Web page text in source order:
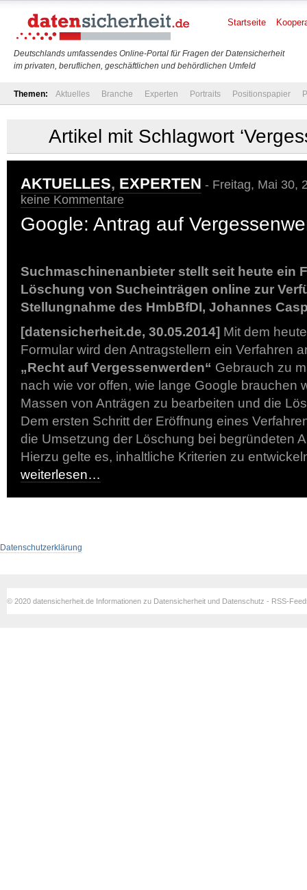
Deutschlands umfassendes Online-Portal für Fragen der Datensicherheit
im privaten, beruflichen, geschäftlichen und behördlichen Umfeld
Startseite
Themen: Aktuelles Branche Experten Portraits Positionspapier
Artikel mit Schlagwort
AKTUELLES, EXPERTEN - Freitag, Mai 30,
keine Kommentare
Google: Antrag auf
Suchmaschinenanbieter stellt seit heute ein
Löschung von Sucheinträgen online zur
Stellungnahme des HmbBfDI, Johannes
[datensicherheit.de, 30.05.2014] Mit dem
Formular wird den Antragstellern ein Verfahren
„Recht auf Vergessenwerden“ Gebrauch zu
nach wie vor offen, wie lange Google brauchen
Massen von Anträgen zu bearbeiten und die
Dem ersten Schritt der Eröffnung eines
die Umsetzung der Löschung bei begründeten
Hierzu gelte es, inhaltliche Kriterien zu
weiterlesen…
Datenschutzerklärung
© 2020 datensicherheit.de Informationen zu Datensicherheit und Datenschutz - RSS-